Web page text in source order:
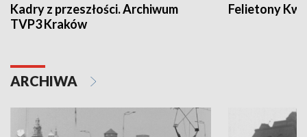
Kadry z przeszłości. Archiwum
TVP3 Kraków
Felietony
ARCHIWA